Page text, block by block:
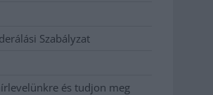
Szabályzat
és tudjon meg